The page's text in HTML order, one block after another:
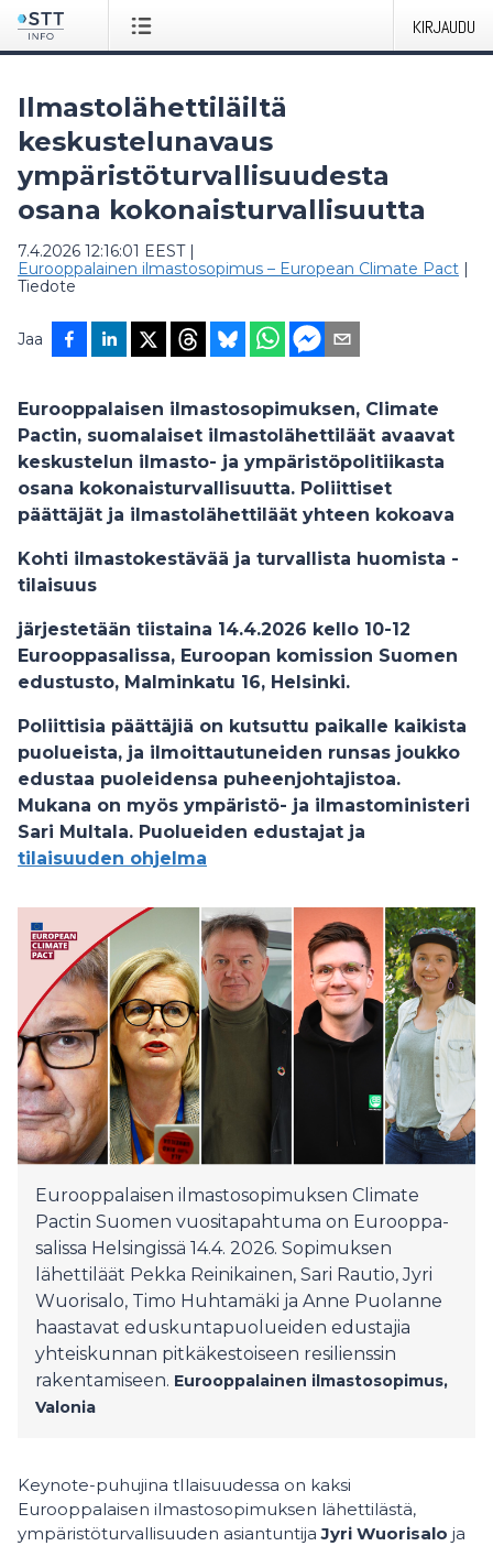
KIRJAUDU
Ilmastolähettiläiltä
keskustelunavaus
ympäristöturvallisuudesta
osana kokonaisturvallisuutta
7.4.2026 12:16:01 EEST|
Eurooppalainen ilmastosopimus – European Climate Pact |
Tiedote
Jaa
Eurooppalaisen ilmastosopimuksen, Climate
Pactin, suomalaiset ilmastolähettiläät avaavat
keskustelun ilmasto- ja ympäristöpolitiikasta
osana kokonaisturvallisuutta. Poliittiset
päättäjät ja ilmastolähettiläät yhteen kokoava
Kohti ilmastokestävää ja turvallista huomista -
tilaisuus
järjestetään tiistaina 14.4.2026 kello 10-12
Eurooppasalissa, Euroopan komission Suomen
edustusto, Malminkatu 16, Helsinki.
Poliittisia päättäjiä on kutsuttu paikalle kaikista
puolueista, ja ilmoittautuneiden runsas joukko
edustaa puoleidensa puheenjohtajistoa.
Mukana on myös ympäristö- ja ilmastoministeri
Sari Multala. Puolueiden edustajat ja
tilaisuuden ohjelma
Eurooppalaisen ilmastosopimuksen Climate
Pactin Suomen vuositapahtuma on Eurooppa-
salissa Helsingissä 14.4. 2026. Sopimuksen
lähettiläät Pekka Reinikainen, Sari Rautio, Jyri
Wuorisalo, Timo Huhtamäki ja Anne Puolanne
haastavat eduskuntapuolueiden edustajia
yhteiskunnan pitkäkestoiseen resilienssin
rakentamiseen. Eurooppalainen ilmastosopimus,
Valonia
Keynote-puhujina tIlaisuudessa on kaksi
Eurooppalaisen ilmastosopimuksen lähettilästä,
ympäristöturvallisuuden asiantuntijaJyri Wuorisalo ja